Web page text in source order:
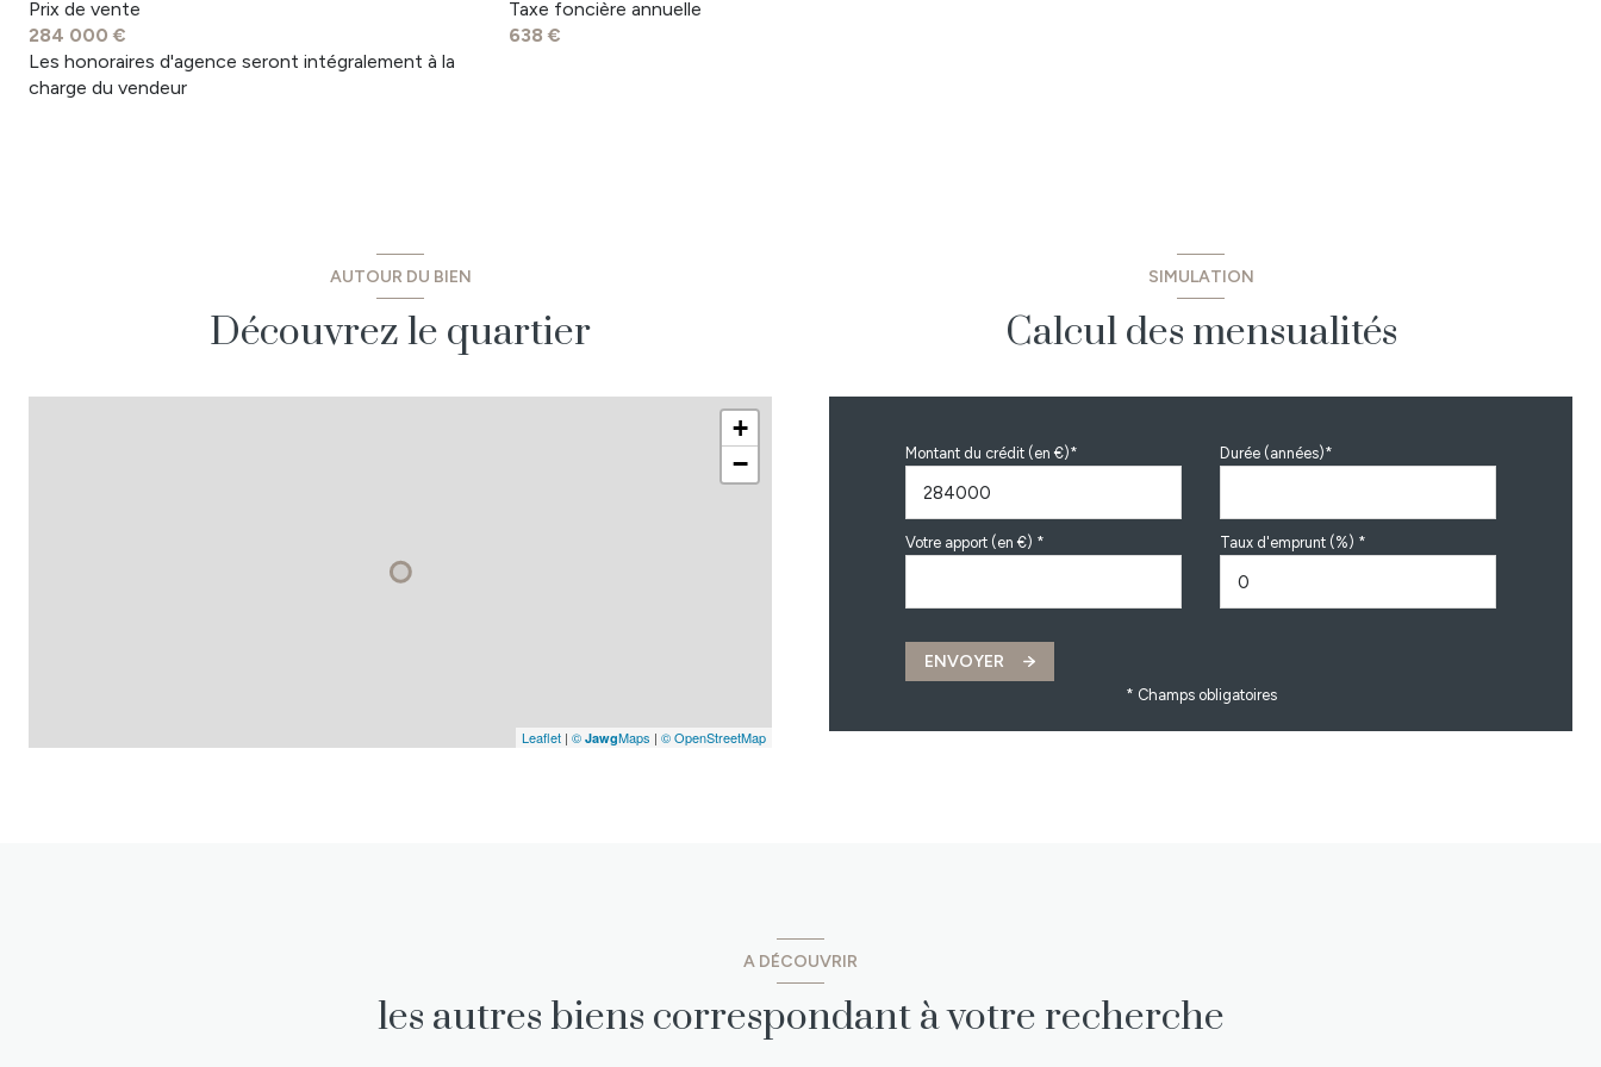
cellier
cuisine
Prix de vente
284 000 €
Les honoraires d'agence seront intégralement à la
charge du vendeur
Taxe foncière annuelle
638 €
AUTOUR DU BIEN
Découvrez le quartier
+
−
Leaflet | © JawgMaps | © OpenStreetMap
SIMULATION
Calcul des mensualités
Montant du crédit (en €)* Durée (années)*
Votre apport (en €) * Taux d'emprunt (%) *
ENVOYER
* Champs obligatoires
A DÉCOUVRIR
les autres biens correspondant à votre recherche